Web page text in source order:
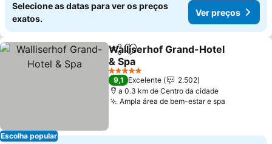
Selecione as datas para ver os preços
exatos.
Ver preços
Escolha popular
PartilharAdicionar aos favoritos
Walliserhof Grand-Hotel
& Spa
5 Estrelas
9,1 Excelente
2.502
a 0.3 km de Centro da cidade
Ampla área de bem-estar e spa